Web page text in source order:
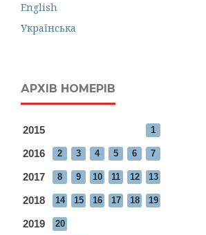
English
Українська
АРХІВ НОМЕРІВ
2015 1
2016 2 3 4 5 6 7
2017 8 9 10 11 12 13
2018 14 15 16 17 18 19
2019 20